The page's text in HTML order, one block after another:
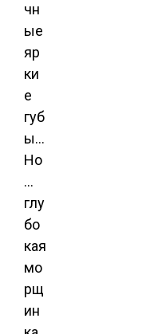
чн
ые
яр
ки
е
губ
ы…
Но
…
глу
бо
кая
мо
рщ
ин